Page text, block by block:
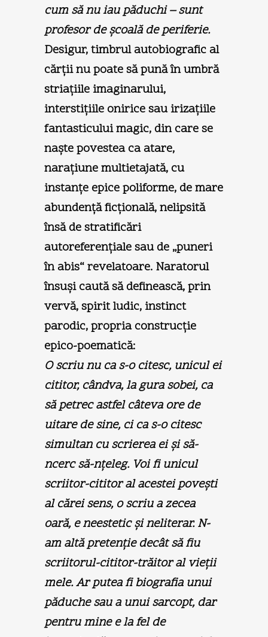
cum să nu iau păduchi – sunt
profesor de şcoală de periferie.
Desigur, timbrul autobiografic al
cărţii nu poate să pună în umbră
striaţiile imaginarului,
interstiţiile onirice sau irizaţiile
fantasticului magic, din care se
naşte povestea ca atare,
naraţiune multietajată, cu
instanţe epice poliforme, de mare
abundenţă ficţională, nelipsită
însă de stratificări
autoreferenţiale sau de „puneri
în abis“ revelatoare. Naratorul
însuşi caută să definească, prin
vervă, spirit ludic, instinct
parodic, propria construcţie
epico-poematică:
O scriu nu ca s-o citesc, unicul ei
cititor, cândva, la gura sobei, ca
să petrec astfel câteva ore de
uitare de sine, ci ca s-o citesc
simultan cu scrierea ei şi să-
ncerc să-nţeleg. Voi fi unicul
scriitor-cititor al acestei poveşti
al cărei sens, o scriu a zecea
oară, e neestetic şi neliterar. N-
am altă pretenţie decât să fiu
scriitorul-cititor-trăitor al vieţii
mele. Ar putea fi biografia unui
păduche sau a unui sarcopt, dar
pentru mine e la fel de